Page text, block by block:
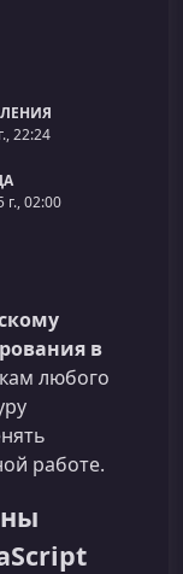
22:24
г., 02:00
в
любого
работе.